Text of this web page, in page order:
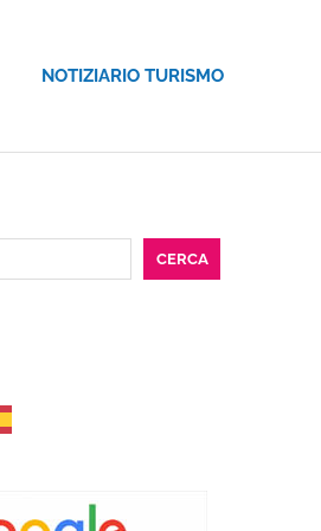
NOTIZIARIO TURISMO
CERCA